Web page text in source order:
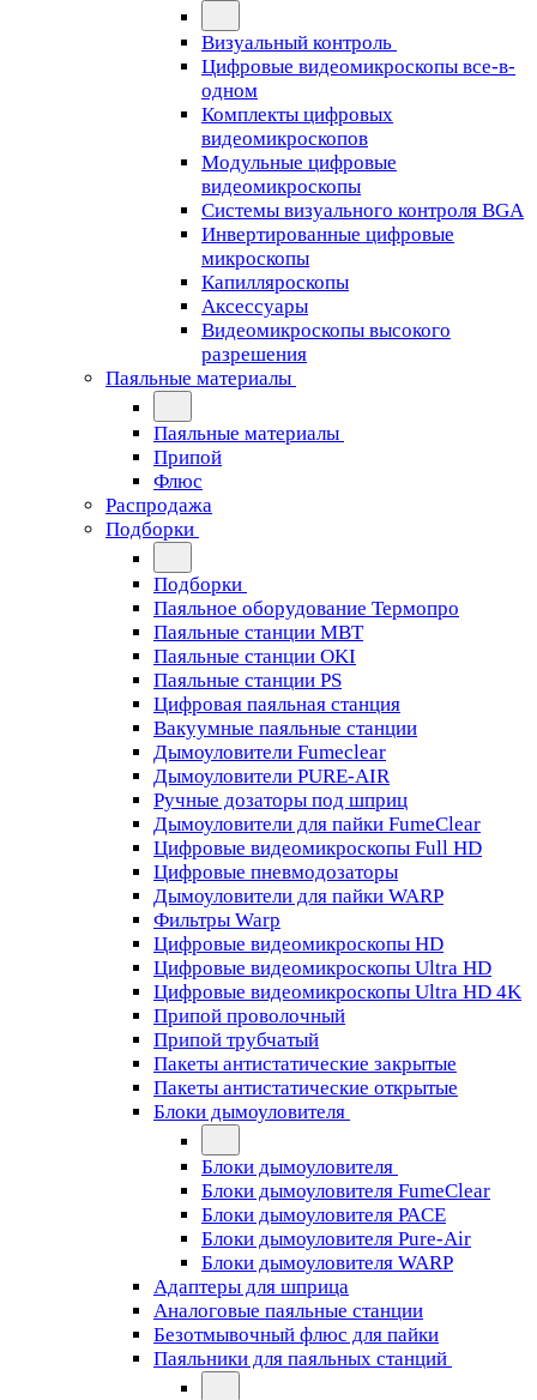
Визуальный контроль
Цифровые видеомикроскопы все-в-
одном
Комплекты цифровых
видеомикроскопов
Модульные цифровые
видеомикроскопы
Cистемы визуального контроля BGA
Инвертированные цифровые
микроскопы
Капилляроскопы
Аксессуары
Видеомикроскопы высокого
разрешения
Паяльные материалы
Паяльные материалы
Припой
Флюс
Распродажа
Подборки
Подборки
Паяльное оборудование Термопро
Паяльные станции MBT
Паяльные станции OKI
Паяльные станции PS
Цифровая паяльная станция
Вакуумные паяльные станции
Дымоуловители Fumeclear
Дымоуловители PURE-AIR
Ручные дозаторы под шприц
Дымоуловители для пайки FumeClear
Цифровые видеомикроскопы Full HD
Цифровые пневмодозаторы
Дымоуловители для пайки WARP
Фильтры Warp
Цифровые видеомикроскопы HD
Цифровые видеомикроскопы Ultra HD
Цифровые видеомикроскопы Ultra HD 4K
Припой проволочный
Припой трубчатый
Пакеты антистатические закрытые
Пакеты антистатические открытые
Блоки дымоуловителя
Блоки дымоуловителя
Блоки дымоуловителя FumeClear
Блоки дымоуловителя PACE
Блоки дымоуловителя Pure-Air
Блоки дымоуловителя WARP
Адаптеры для шприца
Аналоговые паяльные станции
Безотмывочный флюс для пайки
Паяльники для паяльных станций